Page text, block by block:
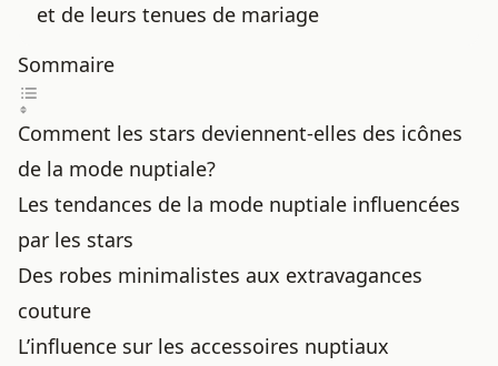
et de leurs tenues de mariage
Sommaire
Comment les stars deviennent-elles des icônes
de la mode nuptiale?
Les tendances de la mode nuptiale influencées
par les stars
Des robes minimalistes aux extravagances
couture
L’influence sur les accessoires nuptiaux